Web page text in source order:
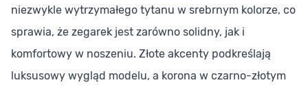
niezwykle wytrzymałego tytanu w srebrnym kolorze, co
sprawia, że zegarek jest zarówno solidny, jak i
komfortowy w noszeniu. Złote akcenty podkreślają
luksusowy wygląd modelu, a korona w czarno-złotym